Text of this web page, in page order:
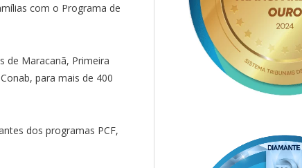
com o Programa de
de Maracanã, Primeira
para mais de 400
dos programas PCF,